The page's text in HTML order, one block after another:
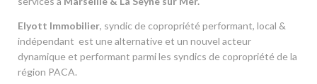
Elyott Immobilier, syndic de copropriété performant, local &
indépendant est une alternative et un nouvel acteur
dynamique et performant parmi les syndics de copropriété de la
région PACA.